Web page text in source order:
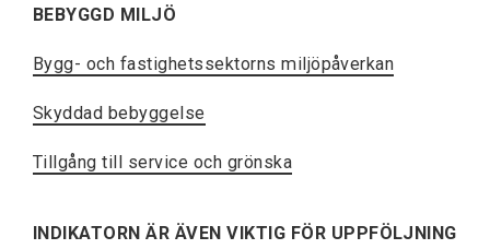
BEBYGGD MILJÖ
Bygg- och fastighetssektorns miljöpåverkan
Skyddad bebyggelse
Tillgång till service och grönska
INDIKATORN ÄR ÄVEN VIKTIG FÖR UPPFÖLJNING